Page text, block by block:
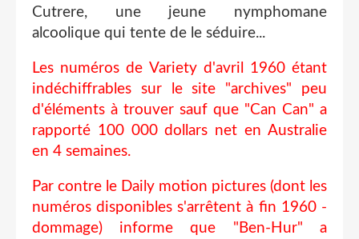
Cutrere, une jeune nymphomane
alcoolique qui tente de le séduire...
Les numéros de Variety d'avril 1960 étant
indéchiffrables sur le site "archives" peu
d'éléments à trouver sauf que "Can Can" a
rapporté 100 000 dollars net en Australie
en 4 semaines.
Par contre le Daily motion pictures (dont les
numéros disponibles s'arrêtent à fin 1960 -
dommage) informe que "Ben-Hur" a